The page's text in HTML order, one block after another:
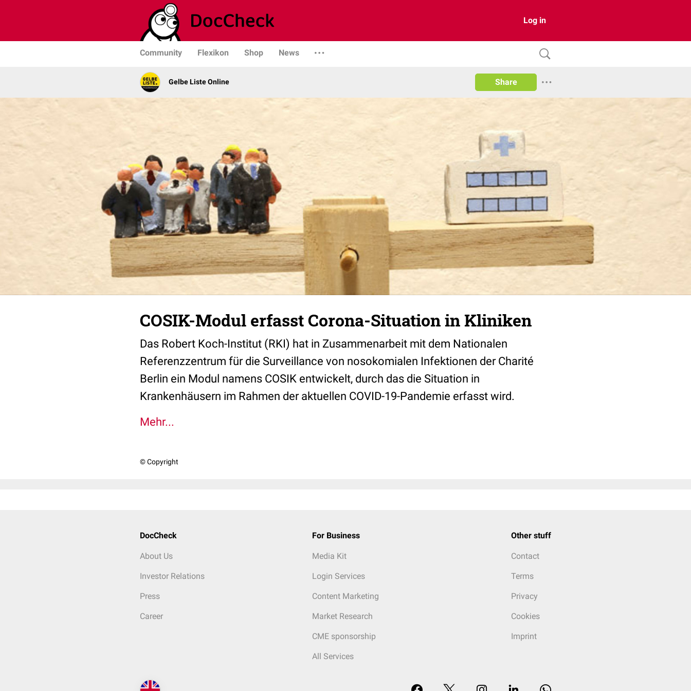
Log in
Community Flexikon Shop News
Gelbe Liste Online Share
COSIK-Modul erfasst Corona-Situation in Kliniken
Das Robert Koch-Institut (RKI) hat in Zusammenarbeit mit dem Nationalen
Referenzzentrum für die Surveillance von nosokomialen Infektionen der Charité
Berlin ein Modul namens COSIK entwickelt, durch das die Situation in
Krankenhäusern im Rahmen der aktuellen COVID-19-Pandemie erfasst wird.
Mehr...
© Copyright
DocCheck
About Us
Investor Relations
Press
Career
For Business
Media Kit
Login Services
Content Marketing
Market Research
CME sponsorship
All Services
Other stuff
Contact
Terms
Privacy
Cookies
Imprint